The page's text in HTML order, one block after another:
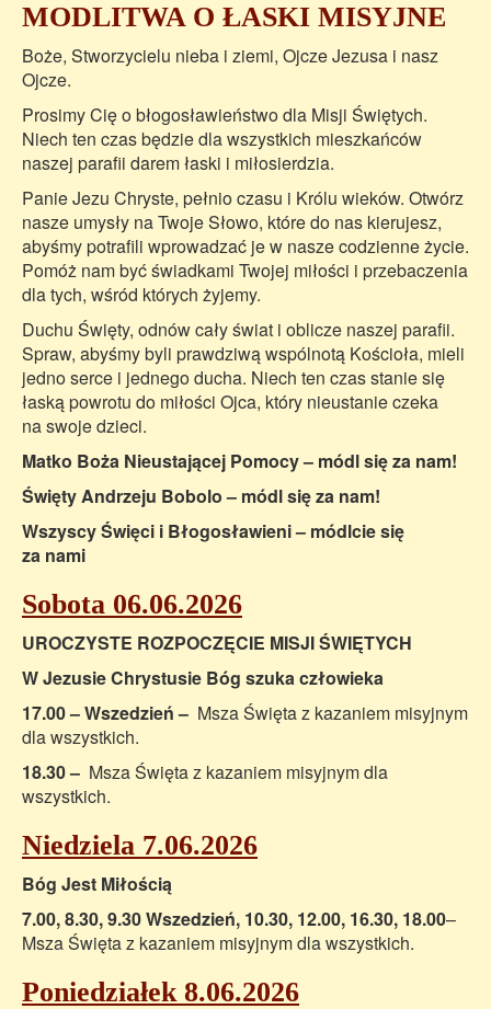
MODLITWA O ŁASKI MISYJNE
Boże, Stworzycielu nieba i ziemi, Ojcze Jezusa i nasz
Ojcze.
Prosimy Cię o błogosławieństwo dla Misji Świętych.
Niech ten czas będzie dla wszystkich mieszkańców
naszej parafii darem łaski i miłosierdzia.
Panie Jezu Chryste, pełnio czasu i Królu wieków. Otwórz
nasze umysły na Twoje Słowo, które do nas kierujesz,
abyśmy potrafili wprowadzać je w nasze codzienne życie.
Pomóż nam być świadkami Twojej miłości i przebaczenia
dla tych, wśród których żyjemy.
Duchu Święty, odnów cały świat i oblicze naszej parafii.
Spraw, abyśmy byli prawdziwą wspólnotą Kościoła, mieli
jedno serce i jednego ducha. Niech ten czas stanie się
łaską powrotu do miłości Ojca, który nieustanie czeka
na swoje dzieci.
Matko Boża Nieustającej Pomocy – módl się za nam!
Święty Andrzeju Bobolo – módl się za nam!
Wszyscy Święci i Błogosławieni – módlcie się
za nami
Sobota 06.06.2026
UROCZYSTE ROZPOCZĘCIE MISJI ŚWIĘTYCH
W Jezusie Chrystusie Bóg szuka człowieka
17.00 – Wszedzień – Msza Święta z kazaniem misyjnym
dla wszystkich.
18.30 – Msza Święta z kazaniem misyjnym dla
wszystkich.
Niedziela 7.06.2026
Bóg Jest Miłością
7.00, 8.30, 9.30 Wszedzień, 10.30, 12.00, 16.30, 18.00–
Msza Święta z kazaniem misyjnym dla wszystkich.
Poniedziałek 8.06.2026